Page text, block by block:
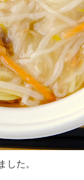
した。